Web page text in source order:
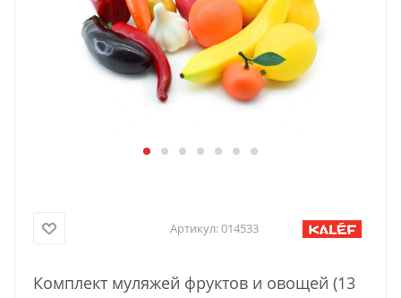
Артикул:014533
Комплект муляжей фруктов и овощей (13